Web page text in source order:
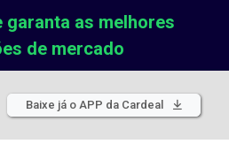
garanta as melhores
de mercado
Baixe já o APP da Cardeal